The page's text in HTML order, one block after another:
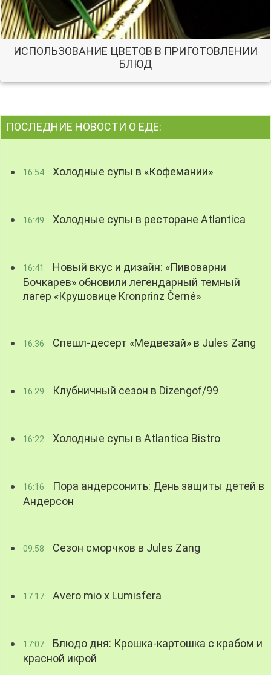
ИСПОЛЬЗОВАНИЕ ЦВЕТОВ В ПРИГОТОВЛЕНИИ
БЛЮД
ПОСЛЕДНИЕ НОВОСТИ О ЕДЕ:
16:54 Холодные супы в «Кофемании»
16:49 Холодные супы в ресторане Atlantica
16:41
Новый вкус и дизайн: «Пивоварни
Бочкарев» обновили легендарный темный
лагер «Крушовице Kronprinz Černé»
16:36 Спешл-десерт «Медвезай» в Jules Zang
16:29 Клубничный сезон в Dizengof/99
16:22 Холодные супы в Atlantica Bistro
16:16
Пора андерсонить: День защиты детей в
Андерсон
09:58 Сезон сморчков в Jules Zang
17:17 Avero mio x Lumisfera
17:07
Блюдо дня: Крошка-картошка с крабом и
красной икрой